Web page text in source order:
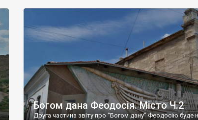
Богом дана Феодосія. Місто Ч.2
Друга частина звіту про "Богом дану" Феодосію буде